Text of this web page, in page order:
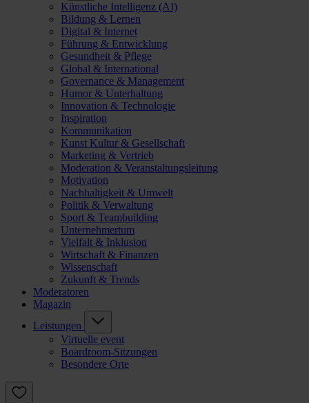
Künstliche Intelligenz (AI)
Bildung & Lernen
Digital & Internet
Führung & Entwicklung
Gesundheit & Pflege
Global & International
Governance & Management
Humor & Unterhaltung
Innovation & Technologie
Inspiration
Kommunikation
Kunst Kultur & Gesellschaft
Marketing & Vertrieb
Moderation & Veranstaltungsleitung
Motivation
Nachhaltigkeit & Umwelt
Politik & Verwaltung
Sport & Teambuilding
Unternehmertum
Vielfalt & Inklusion
Wirtschaft & Finanzen
Wissenschaft
Zukunft & Trends
Moderatoren
Magazin
Leistungen
Virtuelle event
Boardroom-Sitzungen
Besondere Orte